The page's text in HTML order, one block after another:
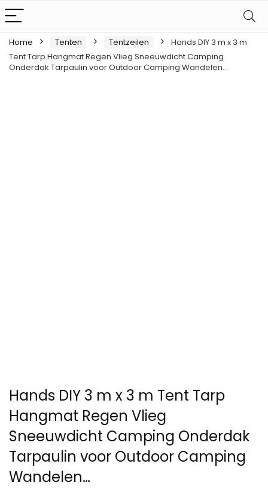
Home Tenten Tentzeilen
Hands DIY 3 m x 3 m
Tent Tarp Hangmat Regen Vlieg Sneeuwdicht Camping
Onderdak Tarpaulin voor Outdoor Camping Wandelen…
Hands DIY 3 m x 3 m Tent Tarp
Hangmat Regen Vlieg
Sneeuwdicht Camping Onderdak
Tarpaulin voor Outdoor Camping
Wandelen…